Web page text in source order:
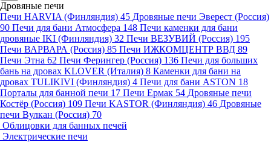
Дровяные печи
Печи HARVIA (Финляндия) 45 Дровяные печи Эверест (Россия)
90 Печи для бани Атмосфера 148 Печи каменки для бани
дровяные IKI (Финляндия) 32 Печи ВЕЗУВИЙ (Россия) 195
Печи ВАРВАРА (Россия) 85 Печи ИЖКОМЦЕНТР ВВД 89
Печи Этна 62 Печи Ферингер (Россия) 136 Печи для больших
бань на дровах KLOVER (Италия) 8 Каменки для бани на
дровах TULIKIVI (Финляндия) 4 Печи для бани ASTON 18
Порталы для банной печи 17 Печи Ермак 54 Дровяные печи
Костёр (Россия) 109 Печи KASTOR (Финляндия) 46 Дровяные
печи Вулкан (Россия) 70
Облицовки для банных печей
Электрические печи